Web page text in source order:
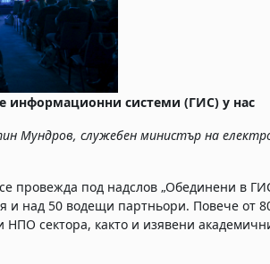
информационни системи (ГИС) у нас
Мундров, служебен министър на
се провежда под надслов „Обединени в
и над 50 водещи партньори. Повече от
НПО сектора, както и изявени